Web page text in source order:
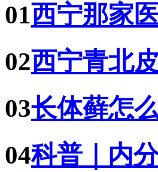
01西宁那家
02西宁青北
03长体藓怎
04科普｜内